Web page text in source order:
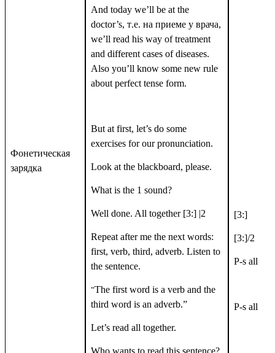
Фонетическая
зарядка
And today we’ll be at the
doctor’s, т.е. на приеме у врача,
we’ll read his way of treatment
and different cases of diseases.
Also you’ll know some new rule
about perfect tense form.
But at first, let’s do some
exercises for our pronunciation.
Look at the blackboard, please.
What is the 1 sound?
Well done. All together [3:] |2
Repeat after me the next words:
first, verb, third, adverb. Listen to
the sentence.
“The first word is a verb and the
third word is an adverb.”
Let’s read all together.
Who wants to read this sentence?
[3:]
[3:]/2
P-s all
P-s all